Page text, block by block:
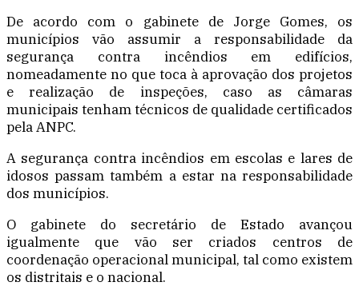
De acordo com o gabinete de Jorge Gomes, os
municípios vão assumir a responsabilidade da
segurança contra incêndios em edifícios,
nomeadamente no que toca à aprovação dos projetos
e realização de inspeções, caso as câmaras
municipais tenham técnicos de qualidade certificados
pela ANPC.
A segurança contra incêndios em escolas e lares de
idosos passam também a estar na responsabilidade
dos municípios.
O gabinete do secretário de Estado avançou
igualmente que vão ser criados centros de
coordenação operacional municipal, tal como existem
os distritais e o nacional.